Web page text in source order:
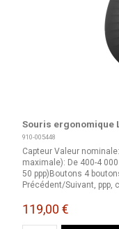
Souris ergonomique
910-005448
Capteur Valeur
maximale): De 400-4
50 ppp)Boutons 4
Précédent/Suivant, ppp,
119,00 €